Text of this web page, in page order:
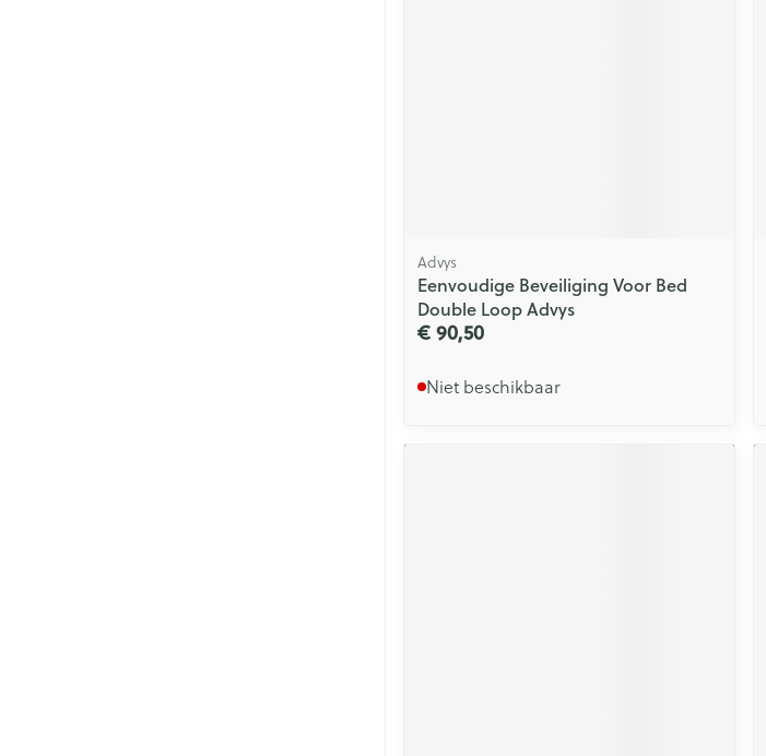
Advys
Eenvoudige Beveiliging Voor Bed
Double Loop Advys
€ 90,50
Niet beschikbaar